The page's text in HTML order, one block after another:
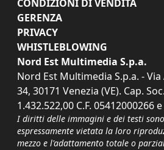
CONDIZIONI DI VENDITA
GERENZA
PRIVACY
WHISTLEBLOWING
Nord Est Multimedia S.p.a.
Nord Est Multimedia S.p.a. -
34, 30171 Venezia (VE). Cap.
1.432.522,00 C.F. 05412000266
I diritti delle immagini e dei testi
espressamente vietata la loro
mezzo e l'adattamento totale o